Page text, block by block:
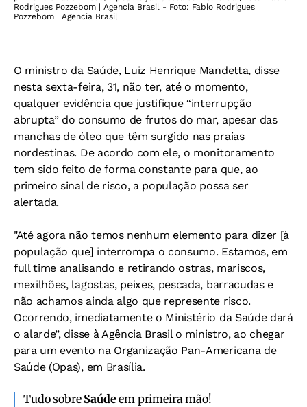
Rodrigues Pozzebom | Agencia Brasil - Foto: Fabio Rodrigues
Pozzebom | Agencia Brasil
O ministro da Saúde, Luiz Henrique Mandetta, disse
nesta sexta-feira, 31, não ter, até o momento,
qualquer evidência que justifique “interrupção
abrupta” do consumo de frutos do mar, apesar das
manchas de óleo que têm surgido nas praias
nordestinas. De acordo com ele, o monitoramento
tem sido feito de forma constante para que, ao
primeiro sinal de risco, a população possa ser
alertada.
"Até agora não temos nenhum elemento para dizer [à
população que] interrompa o consumo. Estamos, em
full time analisando e retirando ostras, mariscos,
mexilhões, lagostas, peixes, pescada, barracudas e
não achamos ainda algo que represente risco.
Ocorrendo, imediatamente o Ministério da Saúde dará
o alarde”, disse à Agência Brasil o ministro, ao chegar
para um evento na Organização Pan-Americana de
Saúde (Opas), em Brasília.
Tudo sobre Saúdeem primeira mão!